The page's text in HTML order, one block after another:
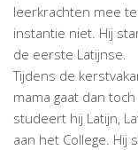
leerkrachten mee
instantie niet. Hij
de eerste Latijnse.
Tijdens de
mama gaat dan
studeert hij Latijn,
aan het College.